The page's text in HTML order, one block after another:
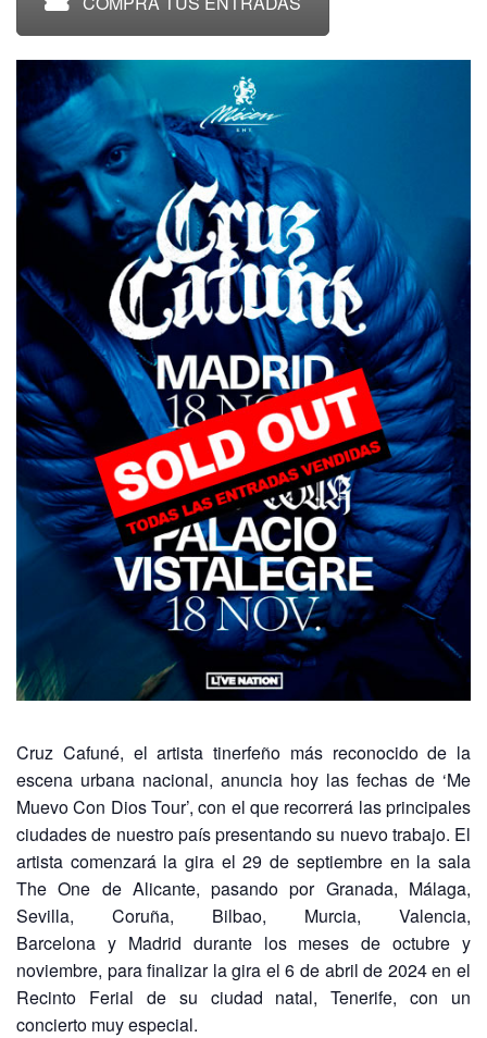
Cruz Cafuné, el artista tinerfeño más reconocido de la
escena urbana nacional, anuncia hoy las fechas de ‘Me
Muevo Con Dios Tour’, con el que recorrerá las principales
ciudades de nuestro país presentando su nuevo trabajo. El
artista comenzará la gira el 29 de septiembre en la sala
The One de Alicante, pasando por Granada, Málaga,
Sevilla, Coruña, Bilbao, Murcia, Valencia,
Barcelona y Madrid durante los meses de octubre y
noviembre, para finalizar la gira el 6 de abril de 2024 en el
Recinto Ferial de su ciudad natal, Tenerife, con un
concierto muy especial.